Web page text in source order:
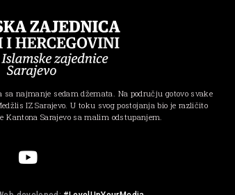
najmanje sedam džemata. Na području gotovo svake
IZ Sarajevo. U toku svog postojanja bio je različito
Kantona Sarajevo sa malim odstupanjem.